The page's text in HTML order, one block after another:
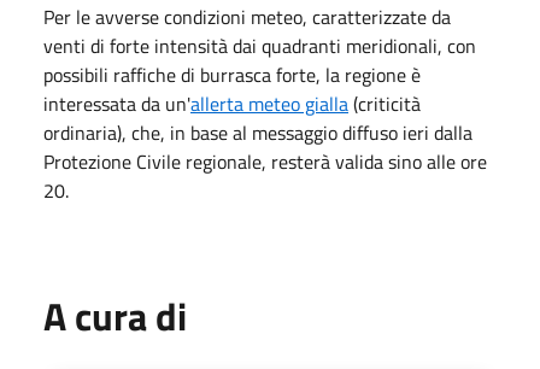
Per le avverse condizioni meteo, caratterizzate da
venti di forte intensità dai quadranti meridionali, con
possibili raffiche di burrasca forte, la regione è
interessata da un'allerta meteo gialla(criticità
ordinaria), che, in base al messaggio diffuso ieri dalla
Protezione Civile regionale, resterà valida sino alle ore
20.
A cura di